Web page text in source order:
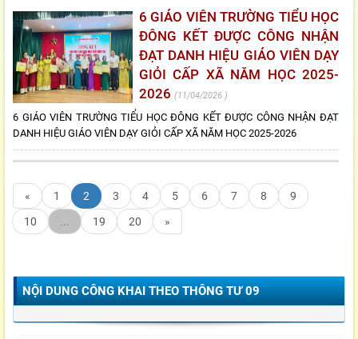
6 GIÁO VIÊN TRƯỜNG TIỂU HỌC
ĐÔNG KẾT ĐƯỢC CÔNG NHẬN
ĐẠT DANH HIỆU GIÁO VIÊN DẠY
GIỎI CẤP XÃ NĂM HỌC 2025-
2026
11/04/2026
6 GIÁO VIÊN TRƯỜNG TIỂU HỌC ĐÔNG KẾT ĐƯỢC CÔNG NHẬN ĐẠT
DANH HIỆU GIÁO VIÊN DẠY GIỎI CẤP XÃ NĂM HỌC 2025-2026
« 1 2 3 4 5 6 7 8
9
10
... 19 20 »
NỘI DUNG CÔNG KHAI THEO THÔNG TƯ 09